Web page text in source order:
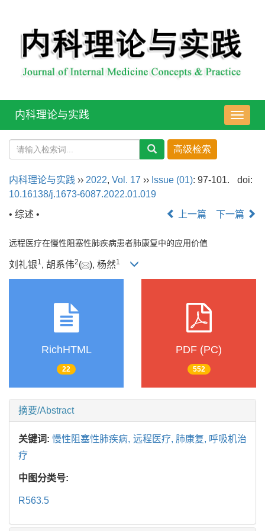
导
航
内科理论与实践
内科理论与实践 ›› 2022, Vol. 17 ›› Issue (01): 97-101.
doi:
10.16138/j.1673-6087.2022.01.019
• 综述 •
上一篇 下一篇
远程医疗在慢性阻塞性肺疾病患者肺康复中的应用价值
刘礼银1 , 胡系伟2( ), 杨然1
RichHTML
22
PDF (PC)
552
摘要/Abstract
关键词:慢性阻塞性肺疾病, 远程医疗, 肺康复, 呼吸机治
疗
中图分类号:
R563.5